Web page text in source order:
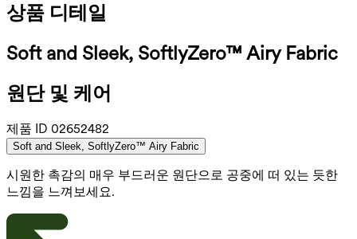
상품 디테일
Soft and Sleek, SoftlyZero™ Airy Fabric
원단 및 케어
제품 ID 02652482
Soft and Sleek, SoftlyZero™ Airy Fabric
시원한 촉감의 매우 부드러운 원단으로 공중에 떠 있는 듯한
느낌을 느껴보세요.